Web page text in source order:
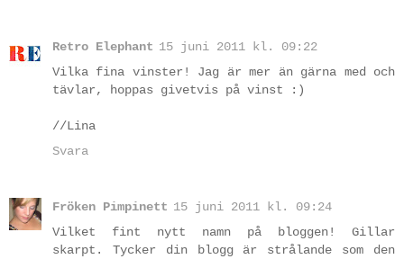
Retro Elephant 15 juni 2011 kl. 09:22
Vilka fina vinster! Jag är mer än gärna med och
tävlar, hoppas givetvis på vinst :)
//Lina
Svara
Fröken Pimpinett 15 juni 2011 kl. 09:24
Vilket fint nytt namn på bloggen! Gillar
skarpt. Tycker din blogg är strålande som den